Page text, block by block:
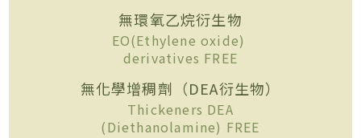
無環氧乙烷衍生物
EO(Ethylene oxide)
derivatives FREE
無化學增稠劑（DEA衍生物）
Thickeners DEA
(Diethanolamine) FREE